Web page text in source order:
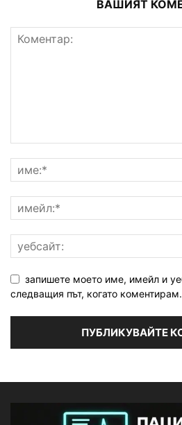
ВАШИЯТ
запишете моето име, имейл и
следващия път, когато коментирам.